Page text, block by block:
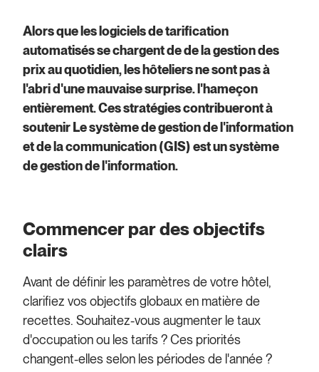
Alors que les logiciels de tarification
automatisés se chargent dede la gestion des
prix au quotidien, les hôteliers ne sont pas à
l'abri d'une mauvaise surprise. l'hameçon
entièrement. Ces stratégies contribueront à
soutenir Le système de gestion de l'information
et de la communication (GIS) est un système
de gestion de l'information.
Commencer par des objectifs
clairs
Avant de définir les paramètres de votre hôtel,
clarifiez vos objectifs globaux en matière de
recettes. Souhaitez-vous augmenter le taux
d'occupation ou les tarifs ? Ces priorités
changent-elles selon les périodes de l'année ?